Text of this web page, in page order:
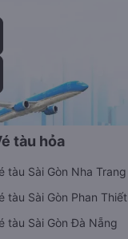
ảnh
đi Vân
chưa được công bố.
thông tin vé xe
bán vé của các
Canh và Vân
Kar đi Vân